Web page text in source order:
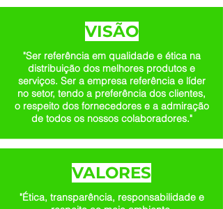
VISÃO
"Ser referência em qualidade e ética na
distribuição dos melhores produtos e
serviços. Ser a empresa referência e líder
no setor, tendo a preferência dos clientes,
o respeito dos fornecedores e a admiração
de todos os nossos colaboradores."
VALORES
"Ética, transparência, responsabilidade e